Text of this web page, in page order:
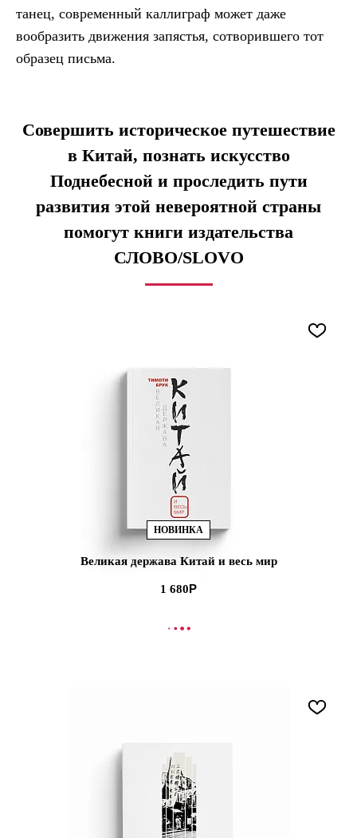
танец, современный каллиграф может даже
вообразить движения запястья, сотворившего тот
образец письма.
Совершить историческое путешествие
в Китай, познать искусство
Поднебесной и проследить пути
развития этой невероятной страны
помогут книги издательства
СЛОВО/SLOVO
НОВИНКА
Великая держава Китай и весь мир
1 680
В КОРЗИНУ